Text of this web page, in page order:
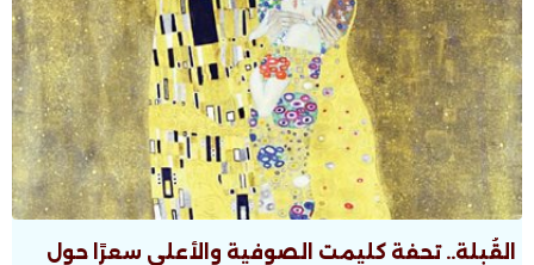
القُبلة.. تحفة كليمت الصوفية والأعلى سعرًا حول